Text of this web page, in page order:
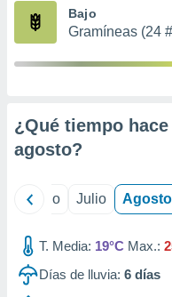
publicidad
1199
Bajo
Gramíneas (24
¿Qué tiempo
agosto?
Junio Julio Agosto
T. Media: 19°C Max.:
Días de lluvia: 6 días